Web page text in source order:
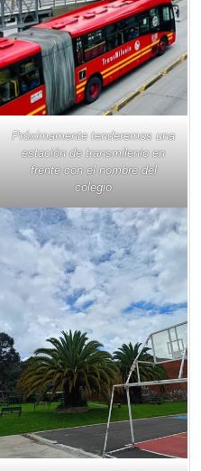
Próximamente tenderemos una
estación de transmilenio en
frente con el nombre del
colegio